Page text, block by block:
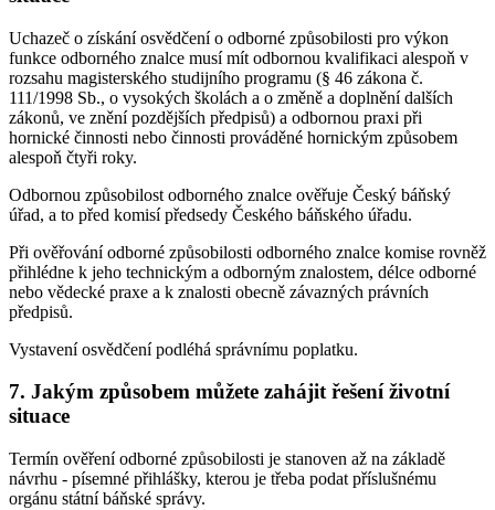
Uchazeč o získání osvědčení o odborné způsobilosti pro výkon
funkce odborného znalce musí mít odbornou kvalifikaci alespoň v
rozsahu magisterského studijního programu (§ 46 zákona č.
111/1998 Sb., o vysokých školách a o změně a doplnění dalších
zákonů, ve znění pozdějších předpisů) a odbornou praxi při
hornické činnosti nebo činnosti prováděné hornickým způsobem
alespoň čtyři roky.
Odbornou způsobilost odborného znalce ověřuje Český báňský
úřad, a to před komisí předsedy Českého báňského úřadu.
Při ověřování odborné způsobilosti odborného znalce komise rovněž
přihlédne k jeho technickým a odborným znalostem, délce odborné
nebo vědecké praxe a k znalosti obecně závazných právních
předpisů.
Vystavení osvědčení podléhá správnímu poplatku.
7. Jakým způsobem můžete zahájit řešení životní
situace
Termín ověření odborné způsobilosti je stanoven až na základě
návrhu - písemné přihlášky, kterou je třeba podat příslušnému
orgánu státní báňské správy.